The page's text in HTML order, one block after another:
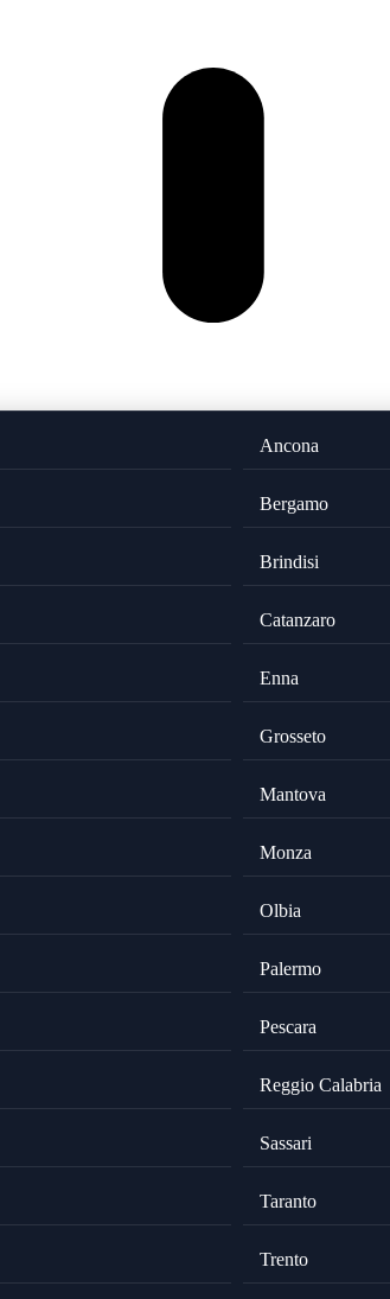
Ancona
Bergamo
Brindisi
Catanzaro
Enna
Grosseto
Mantova
Monza
Olbia
Palermo
Pescara
Reggio Calabria
Sassari
Taranto
Trento